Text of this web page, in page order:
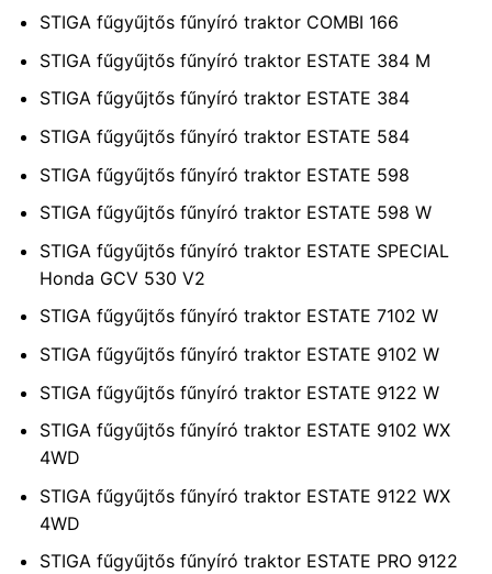
STIGA fűgyűjtős fűnyíró traktor COMBI 166
STIGA fűgyűjtős fűnyíró traktor ESTATE 384 M
STIGA fűgyűjtős fűnyíró traktor ESTATE 384
STIGA fűgyűjtős fűnyíró traktor ESTATE 584
STIGA fűgyűjtős fűnyíró traktor ESTATE 598
STIGA fűgyűjtős fűnyíró traktor ESTATE 598 W
STIGA fűgyűjtős fűnyíró traktor ESTATE SPECIAL
Honda GCV 530 V2
STIGA fűgyűjtős fűnyíró traktor ESTATE 7102 W
STIGA fűgyűjtős fűnyíró traktor ESTATE 9102 W
STIGA fűgyűjtős fűnyíró traktor ESTATE 9122 W
STIGA fűgyűjtős fűnyíró traktor ESTATE 9102 WX
4WD
STIGA fűgyűjtős fűnyíró traktor ESTATE 9122 WX
4WD
STIGA fűgyűjtős fűnyíró traktor ESTATE PRO 9122